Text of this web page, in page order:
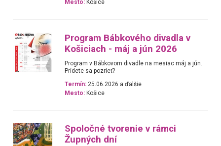
Mesto: Košice
Program Bábkového divadla v
Košiciach - máj a jún 2026
Program v Bábkovom divadle na mesiac máj a jún.
Prídete sa pozrieť?
Termín: 25.06.2026 a ďalšie
Mesto: Košice
Spoločné tvorenie v rámci
Župných dní